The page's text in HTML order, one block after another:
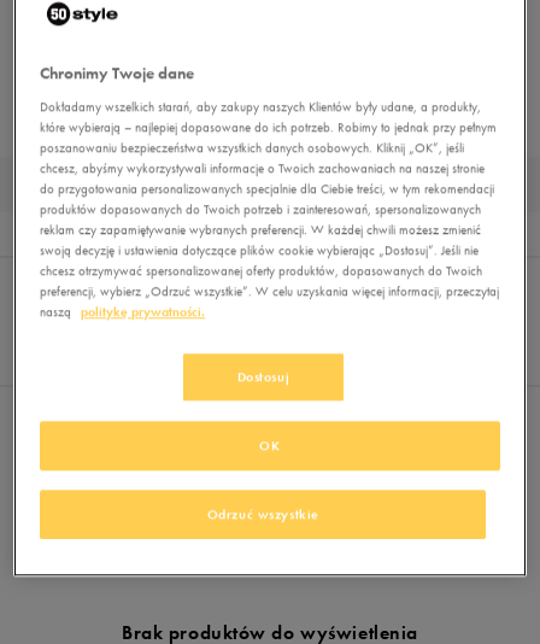
BUTY OUTDOOR BUTY ZIMOWE
BUTY LIFESTYLE
DAMSKIE BUTY TRENINGOWE PUMA
0
Wyników
Sortuj:
REKOMENDOWANE
FILTRUJ
Nie wybrano filtrów
Brak produktów do wyświetlenia
Chronimy Twoje dane
Dokładamy wszelkich starań, aby zakupy naszych Klientów były udane, a produkty,
które wybierają – najlepiej dopasowane do ich potrzeb. Robimy to jednak przy pełnym
poszanowaniu bezpieczeństwa wszystkich danych osobowych. Kliknij „OK”, jeśli
chcesz, abyśmy wykorzystywali informacje o Twoich zachowaniach na naszej stronie
do przygotowania personalizowanych specjalnie dla Ciebie treści, w tym rekomendacji
produktów dopasowanych do Twoich potrzeb i zainteresowań, spersonalizowanych
reklam czy zapamiętywanie wybranych preferencji. W każdej chwili możesz zmienić
swoją decyzję i ustawienia dotyczące plików cookie wybierając „Dostosuj”. Jeśli nie
chcesz otrzymywać spersonalizowanej oferty produktów, dopasowanych do Twoich
preferencji, wybierz „Odrzuć wszystkie”. W celu uzyskania więcej informacji, przeczytaj
naszą
politykę prywatności.
Dostosuj
Odrzuć wszystkie
OK